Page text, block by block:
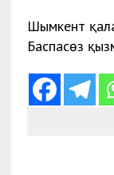
Шымкент
Баспасөз